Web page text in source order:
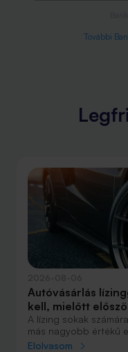
További
Autóvásárlás
kell, mielőtt
A lízing sokak
más nagyobb értékű
anélkül, hogy azt egy
Elolvasom